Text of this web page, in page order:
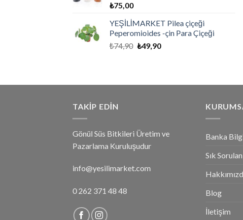
₺75,00
YEŞİLİMARKET Pilea çiçeği
Peperomioides -çin Para Çiçeği
₺74,90 ₺49,90
TAKIP EDIN
Gönül Süs Bitkileri Üretim ve
Pazarlama Kuruluşudur
info@yesilimarket.com
0 262 371 48 48
Banka
Sık
Blog
İletişim